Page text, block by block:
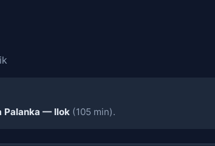
Palanka — Ilok (105 min).